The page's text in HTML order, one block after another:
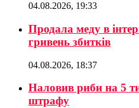
04.08.2026, 19:33
Продала меду в
гривень збитків
04.08.2026, 18:37
Наловив риби на 5
штрафу